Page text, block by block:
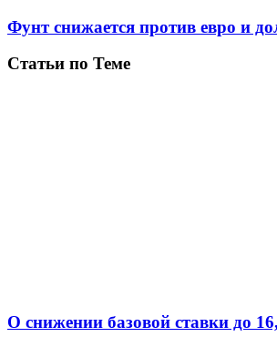
Фунт снижается против евро и
Статьи по Теме
О снижении базовой ставки до